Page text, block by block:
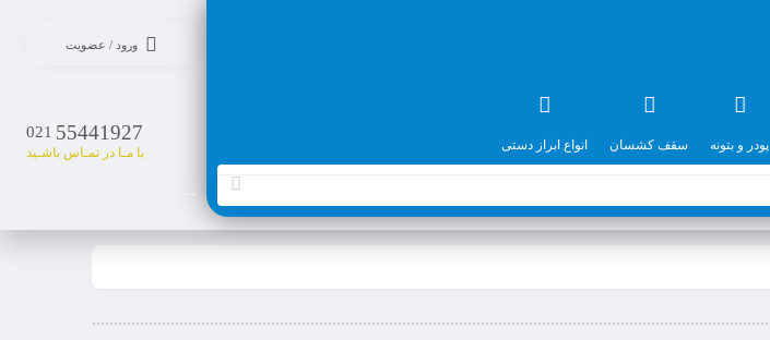
پودر و بتونه سقف کشسان انواع ابراز دستی
ورود / عضویت
55441927
021
با مـا در تمـاس باشـید